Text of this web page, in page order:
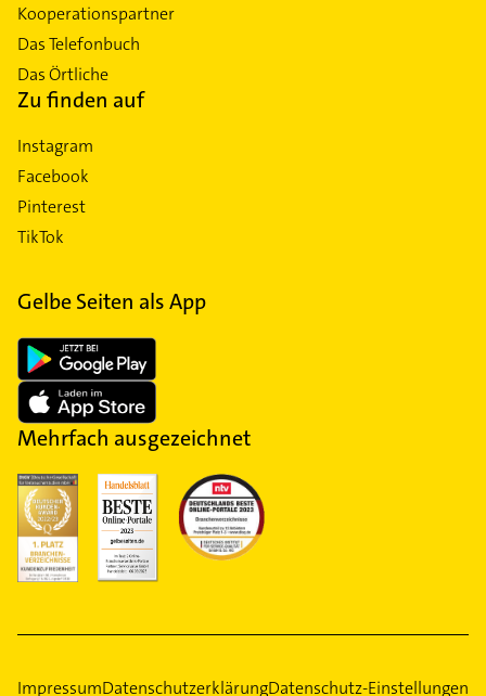
Kooperationspartner
Das Telefonbuch
Das Örtliche
Zu finden auf
Instagram
Facebook
Pinterest
TikTok
Gelbe Seiten als App
Mehrfach ausgezeichnet
ImpressumDatenschutzerklärungDatenschutz-Einstellungen